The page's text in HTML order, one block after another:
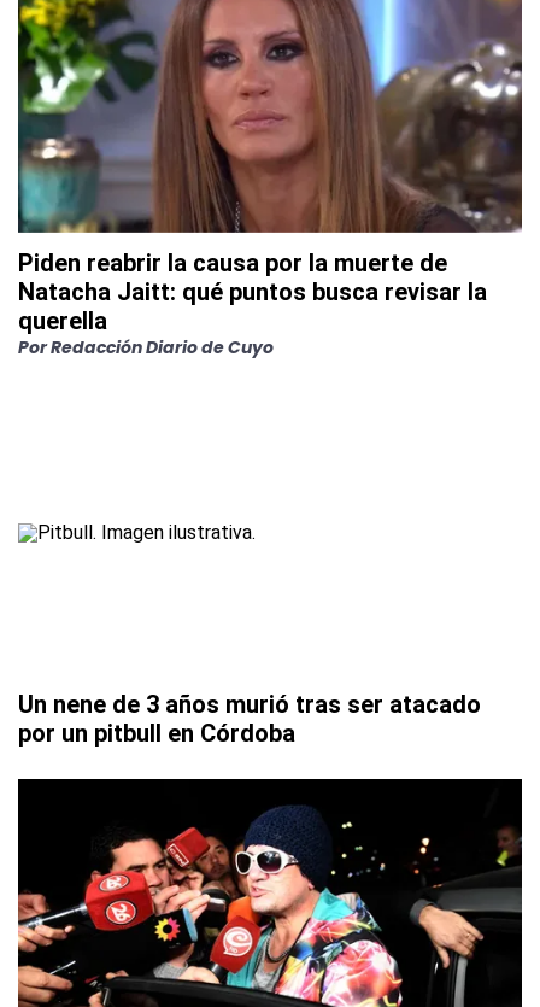
Piden reabrir la causa por la muerte de
Natacha Jaitt: qué puntos busca revisar la
querella
PorRedacción Diario de Cuyo
Un nene de 3 años murió tras ser atacado
por un pitbull en Córdoba